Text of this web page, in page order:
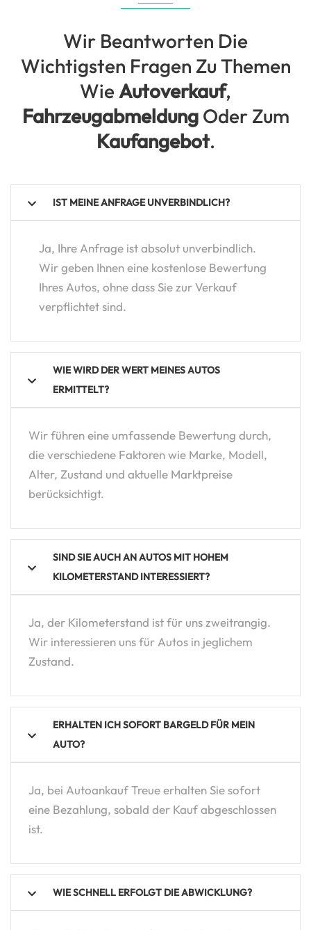
Wir Beantworten Die
Wichtigsten Fragen Zu Themen
WieAutoverkauf,
FahrzeugabmeldungOder Zum
Kaufangebot.
IST MEINE ANFRAGE UNVERBINDLICH?
Ja, Ihre Anfrage ist absolut unverbindlich.
Wir geben Ihnen eine kostenlose Bewertung
Ihres Autos, ohne dass Sie zur Verkauf
verpflichtet sind.
WIE WIRD DER WERT MEINES AUTOS
ERMITTELT?
Wir führen eine umfassende Bewertung durch,
die verschiedene Faktoren wie Marke, Modell,
Alter, Zustand und aktuelle Marktpreise
berücksichtigt.
SIND SIE AUCH AN AUTOS MIT HOHEM
KILOMETERSTAND INTERESSIERT?
Ja, der Kilometerstand ist für uns zweitrangig.
Wir interessieren uns für Autos in jeglichem
Zustand.
ERHALTEN ICH SOFORT BARGELD FÜR MEIN
AUTO?
Ja, bei Autoankauf Treue erhalten Sie sofort
eine Bezahlung, sobald der Kauf abgeschlossen
ist.
WIE SCHNELL ERFOLGT DIE ABWICKLUNG?